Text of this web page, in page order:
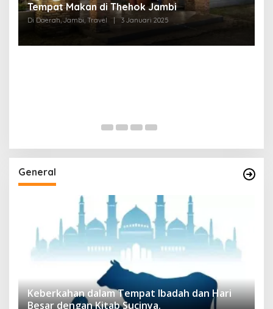
Tempat Makan di Thehok Jambi
Di Daerah, Jambi, Travel 3 Januari 2025
General
Keberkahan dalam Tempat Ibadah dan Hari
Besar dengan Kitab Sucinya.